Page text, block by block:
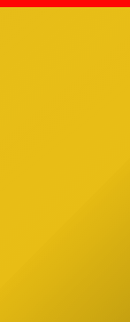
Research […]